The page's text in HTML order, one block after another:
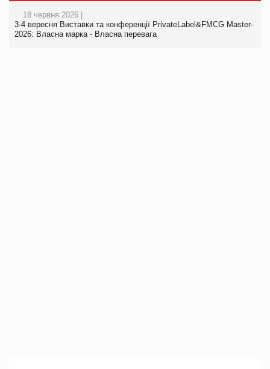
18 червня 2026 |
3-4 вересня Виставки та конференції PrivateLabel&FMCG Master-
2026: Власна марка - Власна перевага